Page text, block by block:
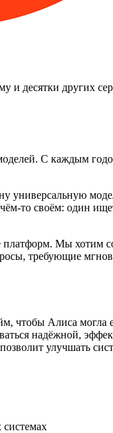
и десятки других
С каждым
универсальную
то своём: один
Мы
требующие
чтобы Алиса
надёжной,
улучшать
системах